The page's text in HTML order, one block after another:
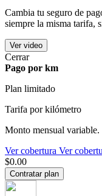
Cambia tu seguro de
siempre la misma tarifa,
Ver video
Cerrar
Pago por km
Plan limitado
Tarifa por kilómetro
Monto mensual variable.
Ver cobertura Ver
$0.00
Contratar plan